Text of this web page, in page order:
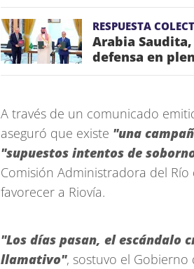
RESPUESTA
Arabia
defensa en
A través de un comunicado
aseguró que existe "una
"supuestos intentos de
Comisión Administradora del Río
favorecer a Riovía.
"Los días pasan, el escándalo
llamativo", sostuvo el